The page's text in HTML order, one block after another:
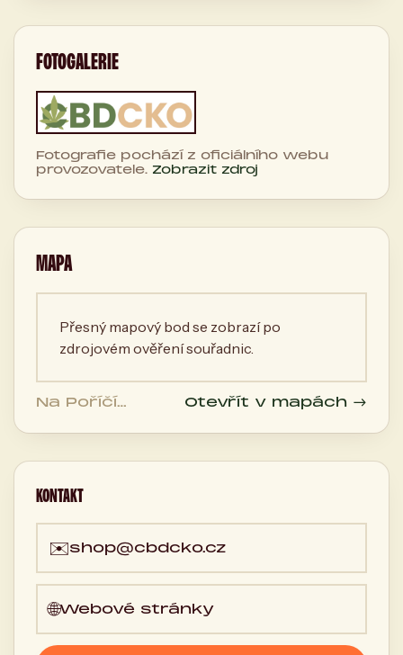
FOTOGALERIE
Fotografie pochází z oficiálního webu
provozovatele. Zobrazit zdroj
MAPA
Přesný mapový bod se zobrazí po
zdrojovém ověření souřadnic.
Na Poříčí
Praha, Česká
Otevřít v mapách →
KONTAKT
✉️shop@cbdcko.cz
🌐Webové stránky